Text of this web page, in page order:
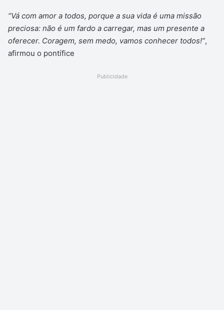
“Vá com amor a todos, porque a sua vida é uma missão
preciosa: não é um fardo a carregar, mas um presente a
oferecer. Coragem, sem medo, vamos conhecer todos!”,
afirmou o pontífice
Publicidade